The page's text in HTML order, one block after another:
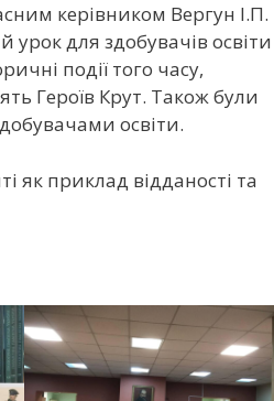
керівником Вергун І.П.
урок для здобувачів освіти
події того часу,
Героїв Крут. Також були
освіти.
як приклад відданості та